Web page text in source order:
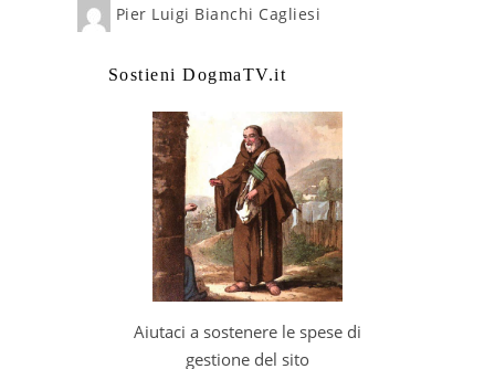
Pier Luigi Bianchi Cagliesi
Sostieni DogmaTV.it
Aiutaci a sostenere le spese di
gestione del sito